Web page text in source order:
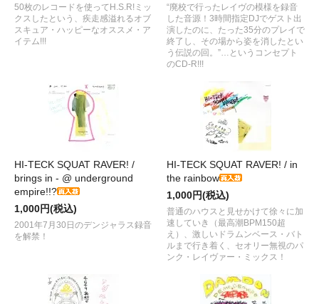
50枚のレコードを使ってH.S.R!ミッ
クスしたという、疾走感溢れるオブ
スキュア・ハッピーなオススメ・ア
イテム!!!
“廃校で行ったレイヴの模様を録音
した音源！3時間指定DJでゲスト出
演したのに、たった35分のプレイで
終了し、その場から姿を消したとい
う伝説の回。”…というコンセプト
のCD-R!!!
HI-TECK SQUAT RAVER! /
brings in - @ underground
empire!!?
1,000円(税込)
2001年7月30日のデンジャラス録音
を解禁！
HI-TECK SQUAT RAVER! / in
the rainbow
1,000円(税込)
普通のハウスと見せかけて徐々に加
速していき（最高潮BPM150超
え）、激しいドラムンベース・バト
ルまで行き着く、セオリー無視のパ
ンク・レイヴァー・ミックス！